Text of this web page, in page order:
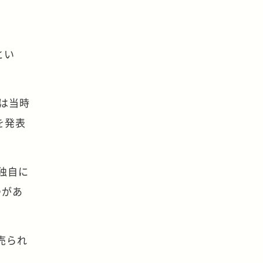
い
当時
発表
自に
あ
られ